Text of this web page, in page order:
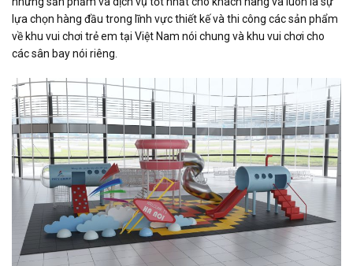
lựa chọn hàng đầu trong lĩnh vực thiết kế và thi công các sản phẩm
về khu vui chơi trẻ em tại Việt Nam nói chung và khu vui chơi cho
các sân bay nói riêng.